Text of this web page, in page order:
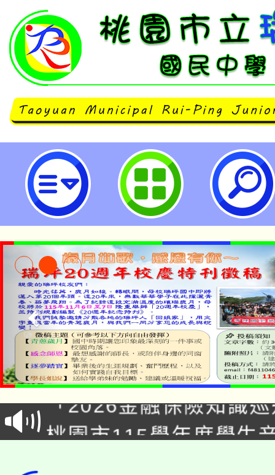
轉知115年度寶佳教育大愛獎遴選
作計畫，歡迎推薦長期輔導行為偏
弱勢家庭學生之大愛教師參加遴選
瑞坪國民中學
公告本校115學年度第
代理(課)教師甄選結果(
「2026金融保險知識
車」活動
桃園市115學年度學生